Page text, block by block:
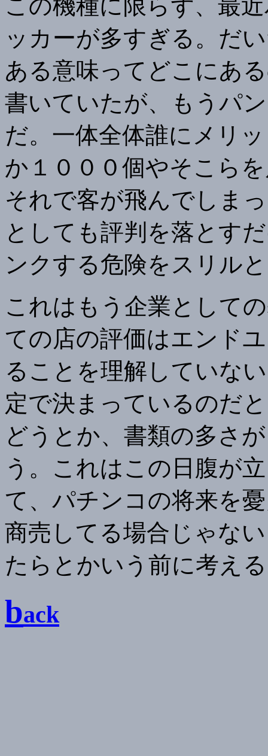
この機種に限らず、最
ッカーが多すぎる。だ
ある意味ってどこにあ
書いていたが、もうパ
だ。一体全体誰にメリ
か１０００個やそこら
それで客が飛んでしま
としても評判を落とす
ンクする危険をスリル
これはもう企業として
ての店の評価はエンド
ることを理解していな
定で決まっているのだ
どうとか、書類の多さ
う。これはこの日腹が
て、パチンコの将来を
商売してる場合じゃな
たらとかいう前に考え
back